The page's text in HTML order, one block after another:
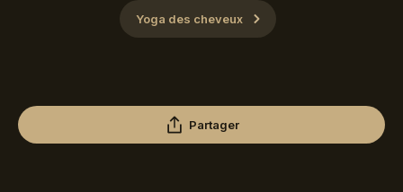
Yoga des cheveux
Partager